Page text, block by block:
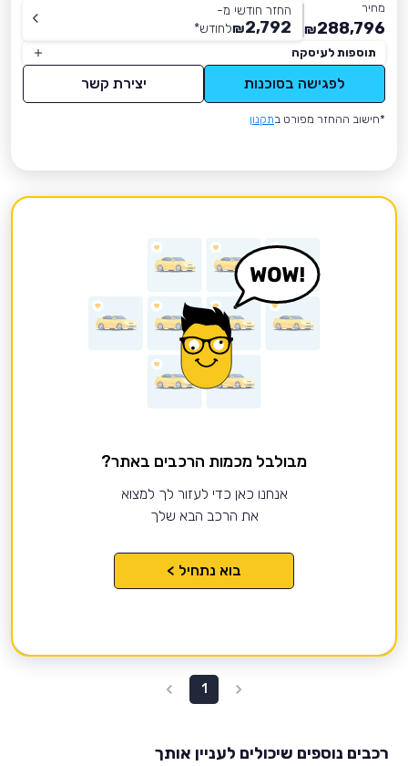
מחיר
288,796
₪
החזר חודשי מ-
2,792
₪לחודש*
תוספות לעיסקה
לפגישה בסוכנות יצירת קשר
*חישוב ההחזר מפורט בתקנון
מבולבל מכמות הרכבים באתר?
אנחנו כאן כדי לעזור לך למצוא
את הרכב הבא שלך
בוא נתחיל >
1
רכבים נוספים שיכולים לעניין אותך